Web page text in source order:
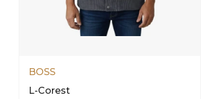
BOSS
L-Corest